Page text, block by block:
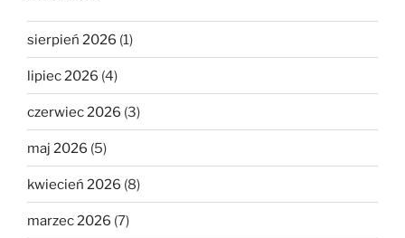
sierpień 2026 (1)
lipiec 2026 (4)
czerwiec 2026 (3)
maj 2026 (5)
kwiecień 2026 (8)
marzec 2026 (7)